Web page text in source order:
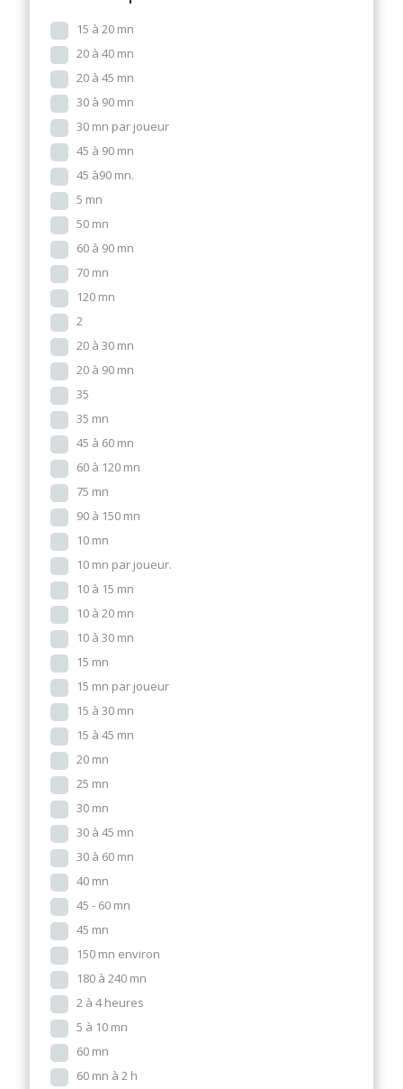
15 à 20 mn
20 à 40 mn
20 à 45 mn
30 à 90 mn
30 mn par joueur
45 à 90 mn
45 à90 mn.
5 mn
50 mn
60 à 90 mn
70 mn
120 mn
2
20 à 30 mn
20 à 90 mn
35
35 mn
45 à 60 mn
60 à 120 mn
75 mn
90 à 150 mn
10 mn
10 mn par joueur.
10 à 15 mn
10 à 20 mn
10 à 30 mn
15 mn
15 mn par joueur
15 à 30 mn
15 à 45 mn
20 mn
25 mn
30 mn
30 à 45 mn
30 à 60 mn
40 mn
45 - 60 mn
45 mn
150 mn environ
180 à 240 mn
2 à 4 heures
5 à 10 mn
60 mn
60 mn à 2 h